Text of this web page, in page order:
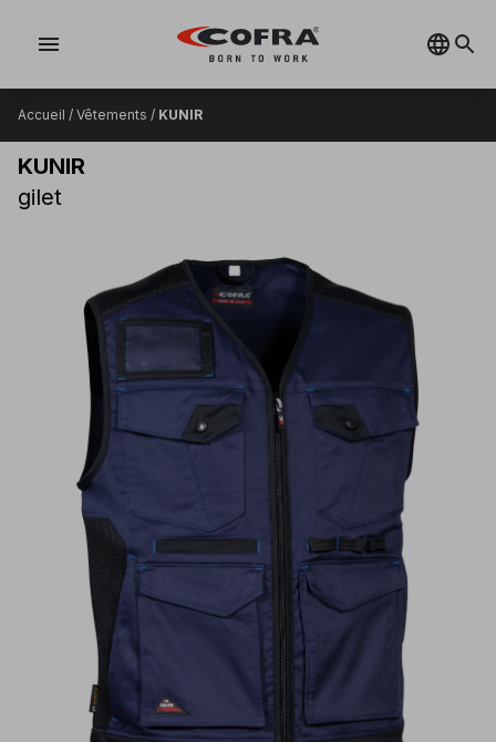
menu
Accueil / Vêtements / KUNIR
KUNIR
gilet